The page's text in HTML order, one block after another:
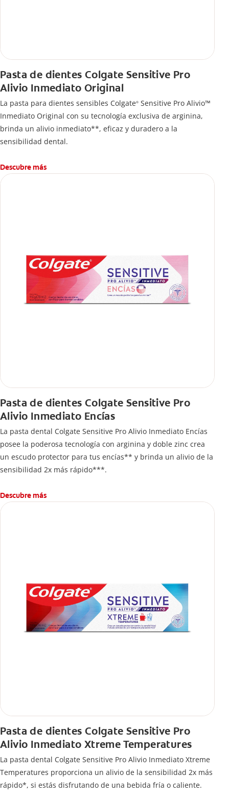
Pasta de dientes Colgate Sensitive Pro
Alivio Inmediato Original
La pasta para dientes sensibles Colgate® Sensitive Pro Alivio™
Inmediato Original con su tecnología exclusiva de arginina,
brinda un alivio inmediato**, eficaz y duradero a la
sensibilidad dental.
Descubre más
Pasta de dientes Colgate Sensitive Pro
Alivio Inmediato Encías
La pasta dental Colgate Sensitive Pro Alivio Inmediato Encías
posee la poderosa tecnología con arginina y doble zinc crea
un escudo protector para tus encías** y brinda un alivio de la
sensibilidad 2x más rápido***.
Descubre más
Pasta de dientes Colgate Sensitive Pro
Alivio Inmediato Xtreme Temperatures
La pasta dental Colgate Sensitive Pro Alivio Inmediato Xtreme
Temperatures proporciona un alivio de la sensibilidad 2x más
rápido*, si estás disfrutando de una bebida fría o caliente.